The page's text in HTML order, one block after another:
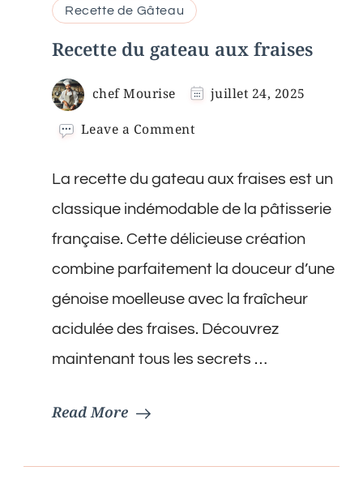
Recette de Gâteau
Recette du gateau aux fraises
chef Mourise juillet 24, 2025
Leave a Commenton
gateau
aux
La recette du gateau aux fraises est un
classique indémodable de la pâtisserie
française. Cette délicieuse création
combine parfaitement la douceur d’une
génoise moelleuse avec la fraîcheur
acidulée des fraises. Découvrez
maintenant tous les secrets …
Read More